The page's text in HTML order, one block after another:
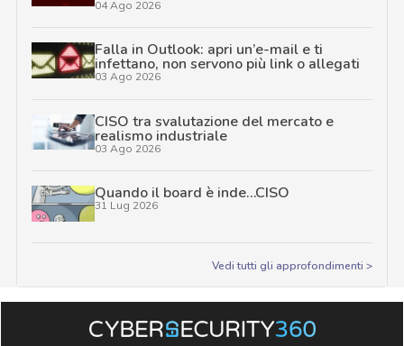
04 Ago 2026
Falla in Outlook: apri un’e-mail e ti
infettano, non servono più link o allegati
03 Ago 2026
CISO tra svalutazione del mercato e
realismo industriale
03 Ago 2026
Quando il board è inde…CISO
31 Lug 2026
Vedi tutti gli approfondimenti >